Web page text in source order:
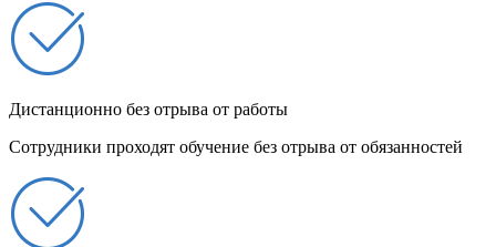
Дистанционно без отрыва от работы
Сотрудники проходят обучение без отрыва от обязанностей